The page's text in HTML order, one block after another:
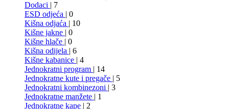
Dodaci | 7
ESD odjeća | 0
Kišna odjaća | 10
Kišne jakne | 0
Kišne hlače | 0
Kišna odijela | 6
Kišne kabanice | 4
Jednokratni program | 14
Jednokratne kute i pregače | 5
Jednokratni kombinezoni | 3
Jednokratne manžete | 1
Jednokratne kape | 2